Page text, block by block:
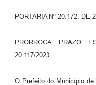
PORTARIA Nº 20.172, DE
PRORROGA PRAZO
20.117/2023.
O Prefeito do Município de